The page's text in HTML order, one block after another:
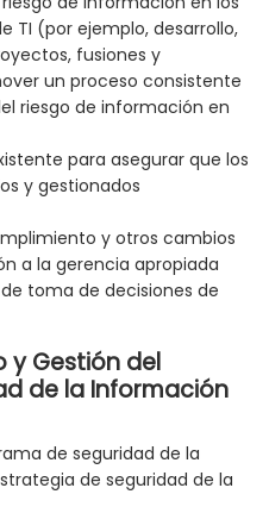
TI (por ejemplo, desarrollo,
fusiones y
un proceso consistente
riesgo de información en
para asegurar que los
y gestionados
y otros cambios
a la gerencia apropiada
toma de decisiones de
y Gestión del
de la Información
de seguridad de la
de seguridad de la